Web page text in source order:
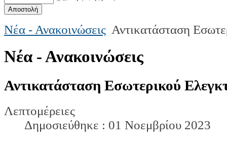
Νέα - Ανακοινώσεις Αντικατάσταση
Νέα - Ανακοινώσεις
Αντικατάσταση Εσωτερικού
Λεπτομέρειες
Δημοσιεύθηκε : 01 Νοεμβρίου 2023